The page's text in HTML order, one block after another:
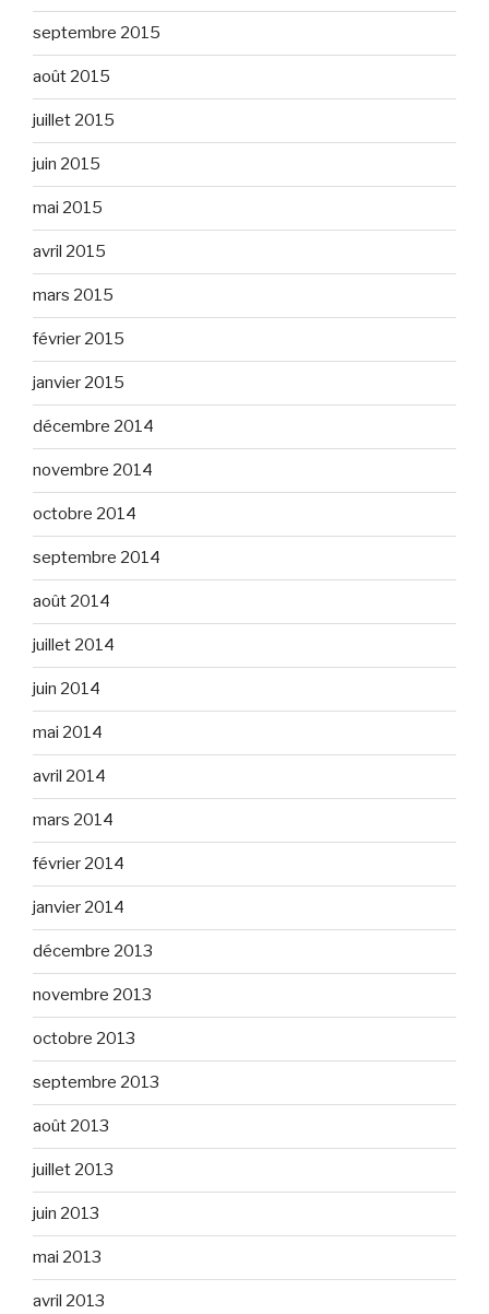
septembre 2015
août 2015
juillet 2015
juin 2015
mai 2015
avril 2015
mars 2015
février 2015
janvier 2015
décembre 2014
novembre 2014
octobre 2014
septembre 2014
août 2014
juillet 2014
juin 2014
mai 2014
avril 2014
mars 2014
février 2014
janvier 2014
décembre 2013
novembre 2013
octobre 2013
septembre 2013
août 2013
juillet 2013
juin 2013
mai 2013
avril 2013